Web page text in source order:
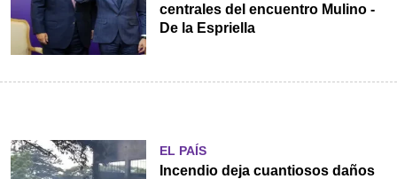
centrales del encuentro Mulino -
De la Espriella
EL PAÍS
Incendio deja cuantiosos daños